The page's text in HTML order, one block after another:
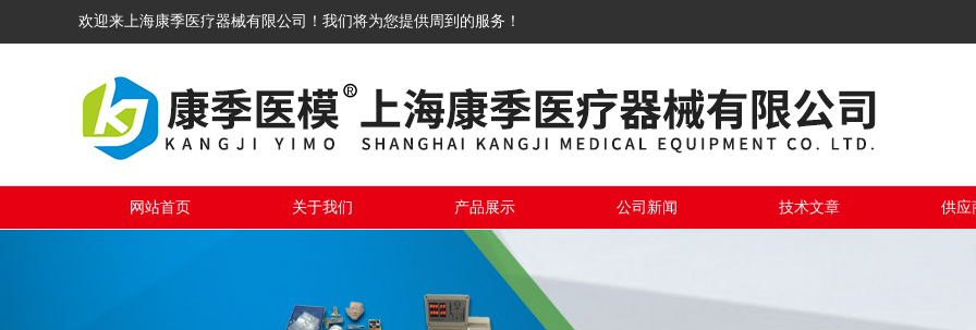
欢迎来上海康季医疗器械有限公司！我们将为您提供周到的服务！
网站首页 关于我们 产品展示 公司新闻 技术文章 供应